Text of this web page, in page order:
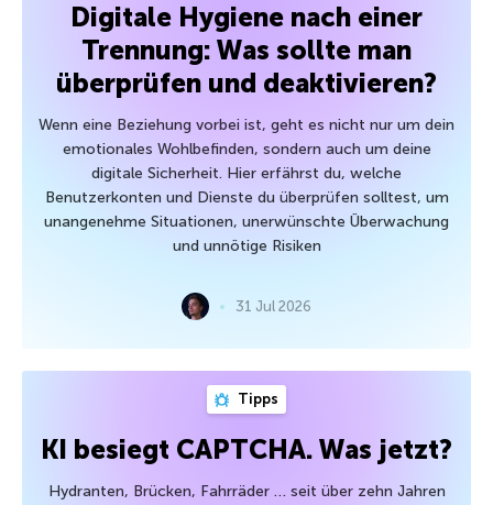
Digitale Hygiene nach einer
Trennung: Was sollte man
überprüfen und deaktivieren?
Wenn eine Beziehung vorbei ist, geht es nicht nur um dein
emotionales Wohlbefinden, sondern auch um deine
digitale Sicherheit. Hier erfährst du, welche
Benutzerkonten und Dienste du überprüfen solltest, um
unangenehme Situationen, unerwünschte Überwachung
und unnötige Risiken
31 Jul 2026
Tipps
KI besiegt CAPTCHA. Was jetzt?
Hydranten, Brücken, Fahrräder … seit über zehn Jahren